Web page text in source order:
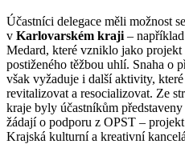
Účastníci delegace měli možnost
v Karlovarském kraji –
Medard, které vzniklo jako
postiženého těžbou uhlí. Snaha o
však vyžaduje i další aktivity,
revitalizovat a resocializovat. Ze
kraje byly účastníkům
žádají o podporu z OPST –
Krajská kulturní a kreativní